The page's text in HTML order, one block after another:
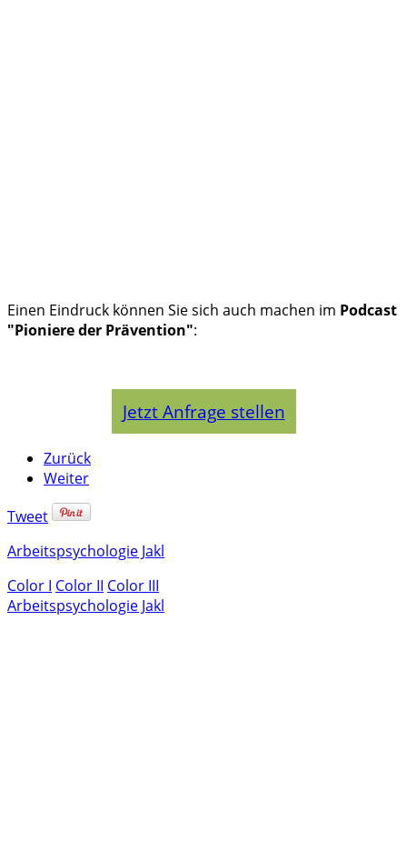
Einen Eindruck können Sie sich auch machen im Podcast
"Pioniere der Prävention":
Jetzt Anfrage stellen
Zurück
Weiter
Tweet
Arbeitspsychologie Jakl
Color I Color II Color III
Arbeitspsychologie Jakl